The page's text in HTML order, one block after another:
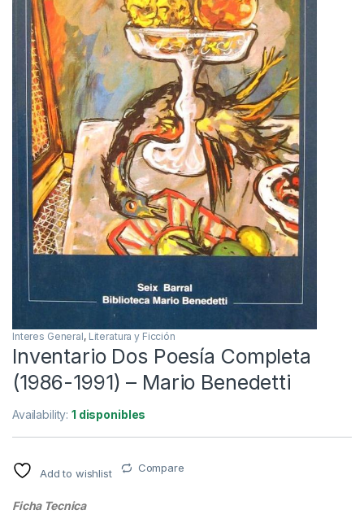
Interes General, Literatura y Ficción
Inventario Dos Poesía Completa
(1986-1991) – Mario Benedetti
Availability:1 disponibles
Add to wishlist Compare
Ficha Tecnica